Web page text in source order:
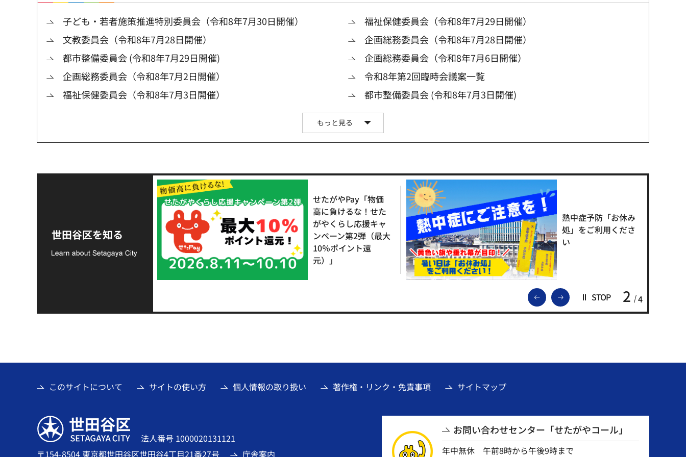
子ども・若者施策推進特別委員会（令和8年7月30日開催）
福祉保健委員会（令和8年7月29日開催）
文教委員会（令和8年7月28日開催）
企画総務委員会（令和8年7月28日開催）
都市整備委員会 (令和8年7月29日開催)
企画総務委員会（令和8年7月6日開催）
企画総務委員会（令和8年7月2日開催）
令和8年第2回臨時会議案一覧
福祉保健委員会（令和8年7月3日開催）
都市整備委員会 (令和8年7月3日開催)
もっと見る
世田谷区を知る
前のスライドを表示
次のスライドを表示
STOP 2 4
支援金の募集につい
て
せたがやPay「物価
高に負けるな！せた
がやくらし応援キャ
ンペーン第2弾（最大
10％ポイント還
元）」
熱中症予防「お休み
処」をご利用くださ
い
このサイトについて サイトの使い方 個人情報の取り扱い 著作権・リンク・免責事項 サイトマップ
世田谷区
法人番号 1000020131121
〒154-8504 東京都世田谷区世田谷4丁目21番27号
庁舎案内
お問い合わせセンター「せたがやコール」
年中無休 午前8時から午後9時まで